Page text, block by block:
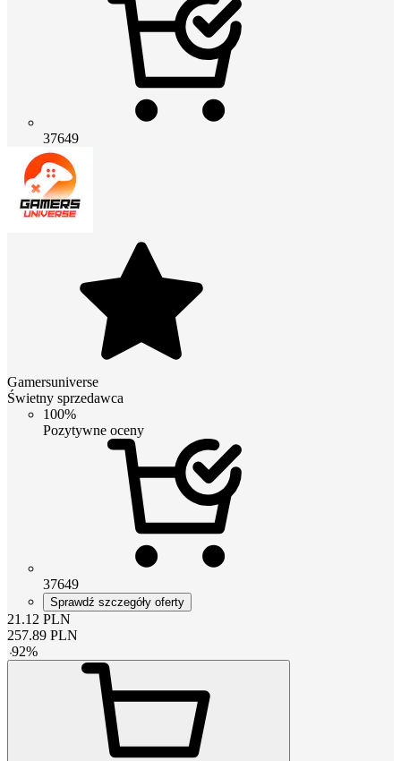
37649
Gamersuniverse
Świetny sprzedawca
100%
Pozytywne oceny
37649
Sprawdź szczegóły oferty
21.12 PLN
257.89 PLN
-92%